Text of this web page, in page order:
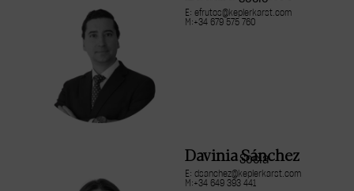
E: efrutos@keplerkarst.com
M:+34 679 575 760
Davinia Sánchez
Socia
E: dsanchez@keplerkarst.com
M:+34 649 393 441